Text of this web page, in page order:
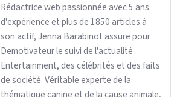
Rédactrice web passionnée avec 5 ans
d'expérience et plus de 1850 articles à
son actif, Jenna Barabinot assure pour
Demotivateur le suivi de l'actualité
Entertainment, des célébrités et des faits
de société. Véritable experte de la